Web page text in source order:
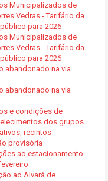
Municipalizados de
Vedras - Tarifário da
para 2026
Municipalizados de
Vedras - Tarifário da
para 2026
abandonado na via
abandonado na via
e condições de
dos grupos
recintos
provisória
ao estacionamento
ao Alvará de